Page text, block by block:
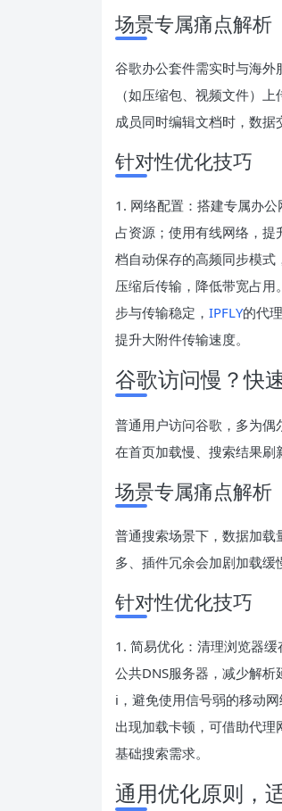
场景专属痛点解析
谷歌办公套件需实时与海
（如压缩包、视频文件）
成员同时编辑文档时，数据
针对性优化技巧
1. 网络配置：搭建专属办
占资源；使用有线网络，
档自动保存的高频同步模式
压缩后传输，降低带宽占
步与传输稳定， IPFLY的代
提升大附件传输速度。
谷歌访问慢？快
普通用户访问谷歌，多为偶
在首页加载慢、搜索结果刷
场景专属痛点解析
普通搜索场景下，数据加载
多、插件冗余会加剧加载缓
针对性优化技巧
1. 简易优化：清理浏览器
公共DNS服务器，减少解
i，避免使用信号弱的移动
出现加载卡顿，可借助代
基础搜索需求。
通用优化原则，